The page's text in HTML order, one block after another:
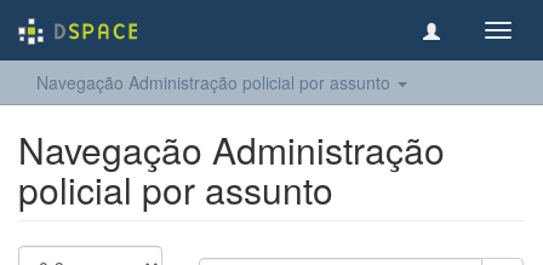
Navegação Administração policial por assunto
Navegação Administração
policial por assunto